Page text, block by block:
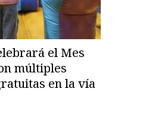
el Mes
múltiples
en la vía